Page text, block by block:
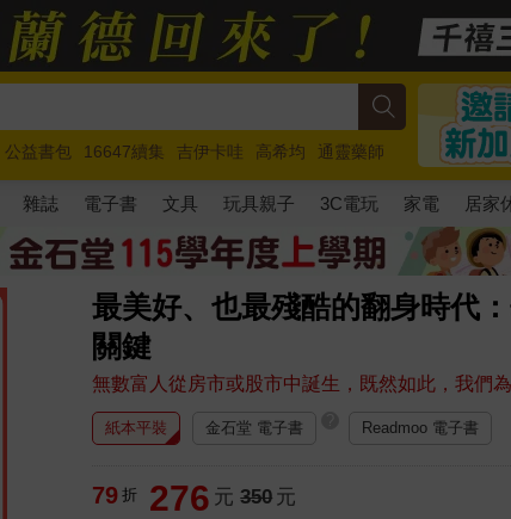
公益書包 16647續集 吉伊卡哇 高希均
通靈藥師
馬斯克 玩具總動員5 超慢跑
雜誌 電子書 文具 玩具親子 3C電玩 家電 居家
最美好、也最殘酷的翻身時代
關鍵
無數富人從房市或股市中誕生，既然如此，我們
紙本平裝 金石堂 電子書 Readmoo 電子書
79 折 276 元 350 元